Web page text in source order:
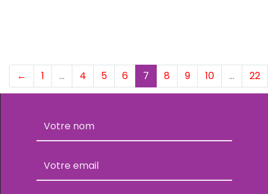
← 1 … 4 5 6 7 (current)
8 9 10 … 22